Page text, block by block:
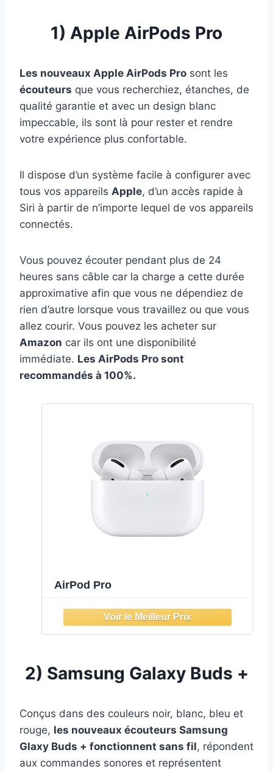
1) Apple AirPods Pro
Les nouveaux Apple AirPods Pro sont les
écouteurs que vous recherchiez, étanches, de
qualité garantie et avec un design blanc
impeccable, ils sont là pour rester et rendre
votre expérience plus confortable.
Il dispose d’un système facile à configurer avec
tous vos appareils Apple, d’un accès rapide à
Siri à partir de n’importe lequel de vos appareils
connectés.
Vous pouvez écouter pendant plus de 24
heures sans câble car la charge a cette durée
approximative afin que vous ne dépendiez de
rien d’autre lorsque vous travaillez ou que vous
allez courir. Vous pouvez les acheter sur
Amazon car ils ont une disponibilité
immédiate. Les AirPods Pro sont
recommandés à 100%.
AirPod Pro
2) Samsung Galaxy Buds +
Conçus dans des couleurs noir, blanc, bleu et
rouge, les nouveaux écouteurs Samsung
Glaxy Buds + fonctionnent sans fil, répondent
aux commandes sonores et représentent